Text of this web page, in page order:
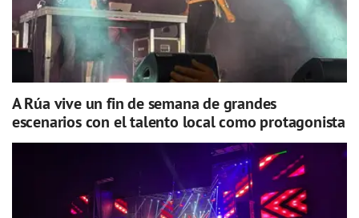
A Rúa vive un fin de semana de grandes
escenarios con el talento local como protagonista